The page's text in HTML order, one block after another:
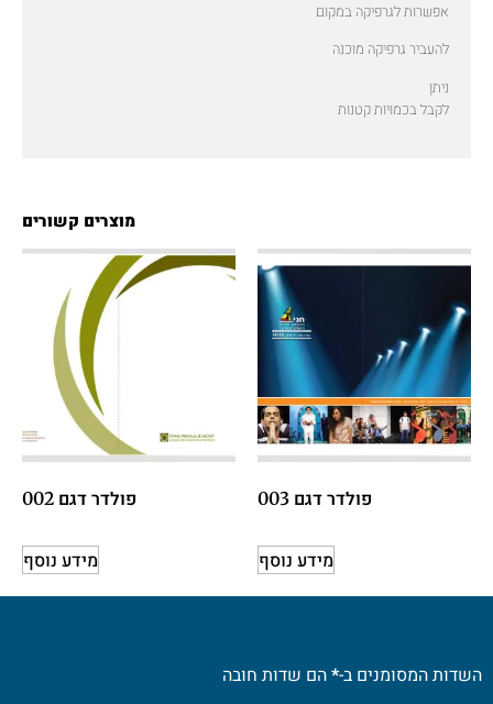
מוצרים קשורים
פולדר דגם 003
מידע נוסף
פולדר דגם 002
מידע נוסף
אפשרות לגרפיקה במקום
להעביר גרפיקה מוכנה
ניתן
לקבל בכמויות קטנות
השדות המסומנים ב-*הם שדות חובה